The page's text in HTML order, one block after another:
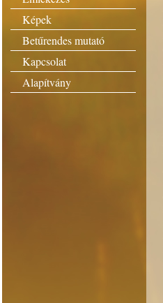
Képek
Betűrendes mutató
Kapcsolat
Alapítvány